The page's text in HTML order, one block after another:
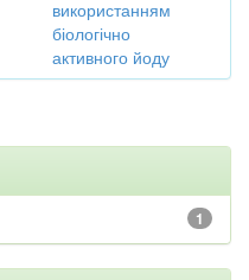
використанням
біологічно
активного йоду
1